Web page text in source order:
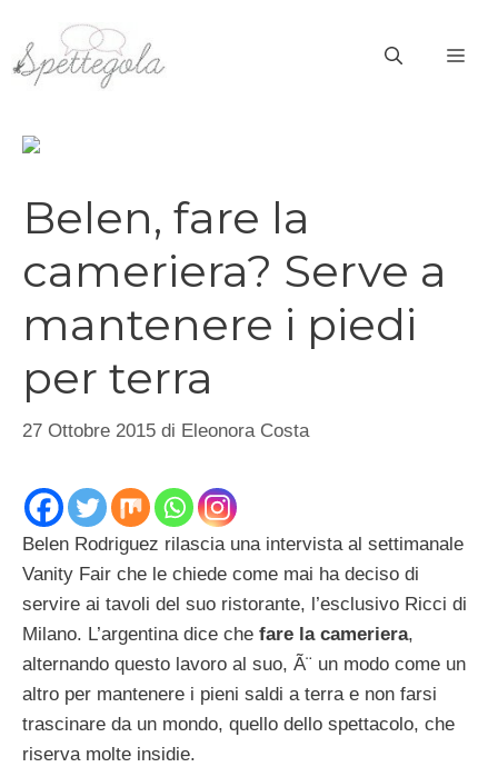
contenuto
Belen, fare la
cameriera? Serve a
mantenere i piedi
per terra
27 Ottobre 2015 di Eleonora Costa
Belen Rodriguez rilascia una intervista al settimanale
Vanity Fair che le chiede come mai ha deciso di
servire ai tavoli del suo ristorante, l’esclusivo Ricci di
Milano. L’argentina dice che fare la cameriera,
alternando questo lavoro al suo, Ã¨ un modo come un
altro per mantenere i pieni saldi a terra e non farsi
trascinare da un mondo, quello dello spettacolo, che
riserva molte insidie.